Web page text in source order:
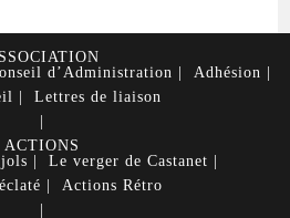
d’Administration
Adhésion
Lettres de liaison
ACTIONS
Le verger de Castanet
Actions Rétro